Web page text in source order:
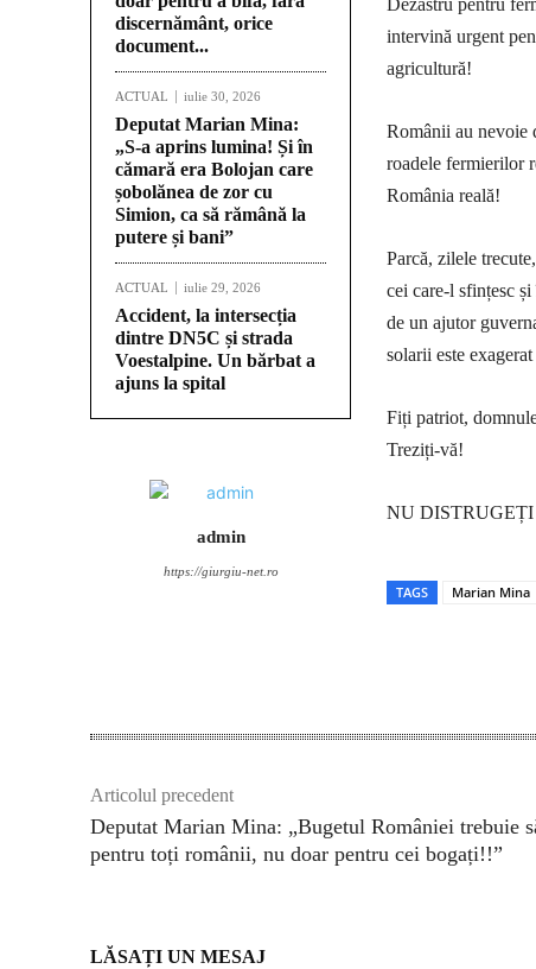
discernământ, orice
document...
ACTUAL iulie 30, 2026
Deputat Marian Mina:
„S-a aprins lumina! Și în
cămară era Bolojan care
șobolănea de zor cu
Simion, ca să rămână la
putere și bani”
ACTUAL iulie 29, 2026
Accident, la intersecția
dintre DN5C și strada
Voestalpine. Un bărbat a
ajuns la spital
admin
https://giurgiu-net.ro
Dezastru pentru
intervină urgent
agricultură!
Românii au nevoie
roadele fermierilor
România reală!
Parcă, zilele
cei care-l sfințesc
de un ajutor
solarii este
Fiți patriot,
Treziți-vă!
NU DISTRUGEȚI
TAGS Marian Mina
Articolul precedent
Deputat Marian Mina: „Bugetul României trebuie
pentru toți românii, nu doar pentru cei bogați!!”
LĂSAȚI UN MESAJ